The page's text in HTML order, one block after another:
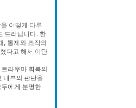
어떻게 다루
드러납니다. 한
, 통제와 조작의
다고 해서 이단
라우마 회복의
내부의 판단을
에게 분명한